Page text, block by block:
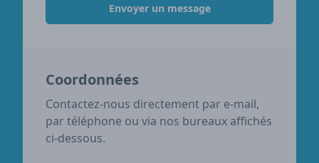
Envoyer un message
Coordonnées
Contactez-nous directement par e-mail,
par téléphone ou via nos bureaux affichés
ci-dessous.